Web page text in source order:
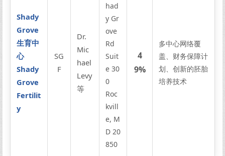
Shady
Grove
生育中
心
Shady
Grove
Fertilit
y
SG
F
Dr.
Mic
hael
Levy
等
had
y Gr
ove
Rd
Suit
e 30
0
Roc
kvill
e, M
D 20
850
4
9%
多中心网络覆
盖、财务保障计
划、创新的胚胎
培养技术